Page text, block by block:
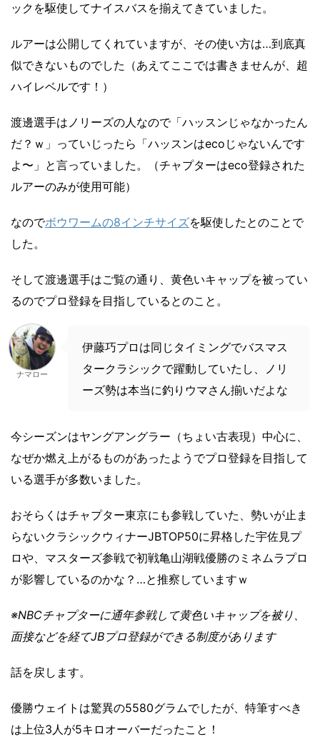
ックを駆使してナイスバスを揃えてきていました。
ルアーは公開してくれていますが、その使い方は…到底真
似できないものでした（あえてここでは書きませんが、超
ハイレベルです！）
渡邊選手はノリーズの人なので「ハッスンじゃなかったん
だ？ｗ」っていじったら「ハッスンはecoじゃないんです
よ〜」と言っていました。（チャプターはeco登録された
ルアーのみが使用可能）
なのでボウワームの8インチサイズを駆使したとのことで
した。
そして渡邊選手はご覧の通り、黄色いキャップを被ってい
るのでプロ登録を目指しているとのこと。
ナマロー
伊藤巧プロは同じタイミングでバスマス
タークラシックで躍動していたし、ノリ
ーズ勢は本当に釣りウマさん揃いだよな
今シーズンはヤングアングラー（ちょい古表現）中心に、
なぜか燃え上がるものがあったようでプロ登録を目指して
いる選手が多数いました。
おそらくはチャプター東京にも参戦していた、勢いが止ま
らないクラシックウィナーJBTOP50に昇格した宇佐見プ
ロや、マスターズ参戦で初戦亀山湖戦優勝のミネムラプロ
が影響しているのかな？…と推察していますｗ
※NBCチャプターに通年参戦して黄色いキャップを被り、
面接などを経てJBプロ登録ができる制度があります
話を戻します。
優勝ウェイトは驚異の5580グラムでしたが、特筆すべき
は上位3人が5キロオーバーだったこと！